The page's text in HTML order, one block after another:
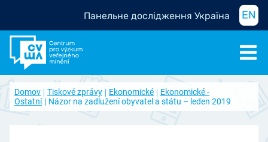
Панельне дослідження Україна EN
Domov Tiskové zprávy Ekonomické
Ekonomické -
Ostatní
Názor na zadlužení obyvatel a státu – leden 2019